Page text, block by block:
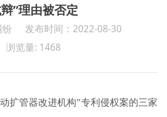
”理由被否定
发布时间：2022-08-30
浏览量: 1468
扩管器改进机构”专利侵权案的三家